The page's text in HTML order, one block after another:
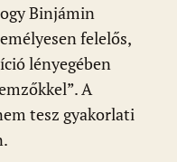
Binjámin
felelős,
lényegében
A
tesz gyakorlati